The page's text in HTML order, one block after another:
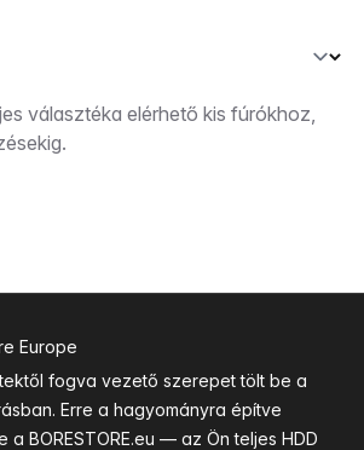
választéka elérhető kis fúrókhoz,
fogva vezető szerepet tölt be a
Erre a hagyományra építve
a BORESTORE.eu — az Ön teljes HDD